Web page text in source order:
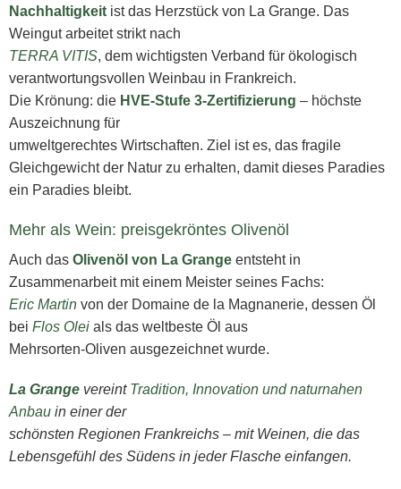
Nachhaltigkeit ist das Herzstück von La Grange. Das
Weingut arbeitet strikt nach
TERRA VITIS, dem wichtigsten Verband für ökologisch
verantwortungsvollen Weinbau in Frankreich.
Die Krönung: die HVE-Stufe 3-Zertifizierung – höchste
Auszeichnung für
umweltgerechtes Wirtschaften. Ziel ist es, das fragile
Gleichgewicht der Natur zu erhalten, damit dieses Paradies
ein Paradies bleibt.
Mehr als Wein: preisgekröntes Olivenöl
Auch das Olivenöl von La Grange entsteht in
Zusammenarbeit mit einem Meister seines Fachs:
Eric Martin von der Domaine de la Magnanerie, dessen Öl
bei Flos Olei als das weltbeste Öl aus
Mehrsorten-Oliven ausgezeichnet wurde.
La Grange vereint Tradition, Innovation und naturnahen
Anbau in einer der
schönsten Regionen Frankreichs – mit Weinen, die das
Lebensgefühl des Südens in jeder Flasche einfangen.